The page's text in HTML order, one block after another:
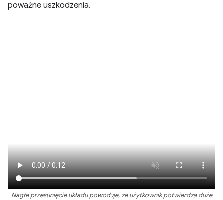
poważne uszkodzenia.
Nagłe przesunięcie układu powoduje, że użytkownik potwierdza duże